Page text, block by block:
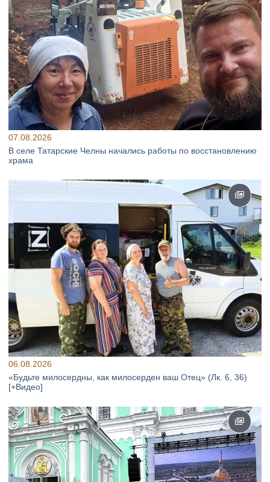
07.08.2026
В селе Татарские Челны начались работы по восстановлению
храма
06.08.2026
«Будьте милосердны, как милосерден ваш Отец» (Лк. 6, 36)
[+Видео]